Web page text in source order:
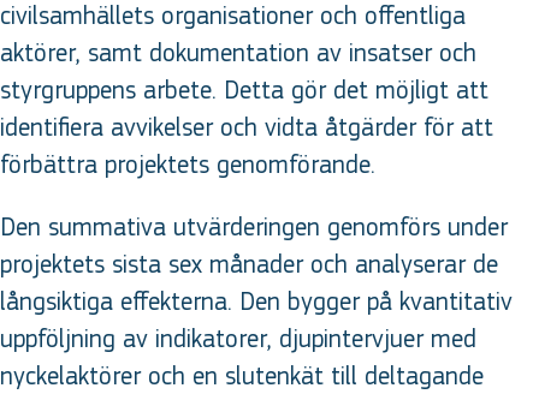
civilsamhällets organisationer och offentliga
aktörer, samt dokumentation av insatser och
styrgruppens arbete. Detta gör det möjligt att
identifiera avvikelser och vidta åtgärder för att
förbättra projektets genomförande.
Den summativa utvärderingen genomförs under
projektets sista sex månader och analyserar de
långsiktiga effekterna. Den bygger på kvantitativ
uppföljning av indikatorer, djupintervjuer med
nyckelaktörer och en slutenkät till deltagande